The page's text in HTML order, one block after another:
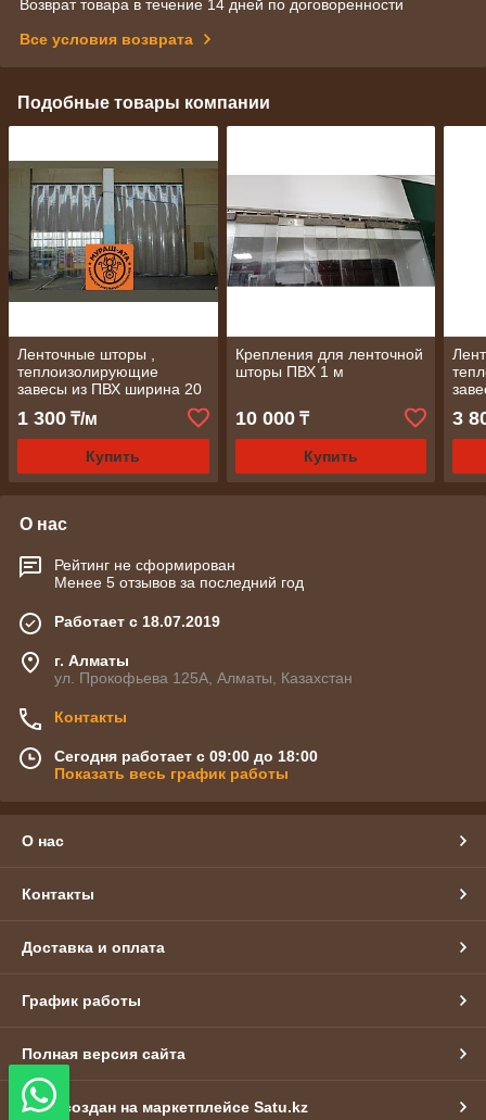
Возврат товара в течение 14 дней по договоренности
Все условия возврата
Подобные товары компании
Ленточные шторы ,
теплоизолирующие
завесы из ПВХ ширина 20
1 300 ₸/м
Купить
Крепления для ленточной
шторы ПВХ 1 м
10 000₸
Купить
3
О нас
Рейтинг не сформирован
Менее 5 отзывов за последний год
Работает с 18.07.2019
г. Алматы
ул. Прокофьева 125А, Алматы, Казахстан
Контакты
Сегодня работает с 09:00 до 18:00
Показать весь график работы
О нас
Контакты
Доставка и оплата
График работы
Полная версия сайта
Сайт создан на маркетплейсе Satu.kz